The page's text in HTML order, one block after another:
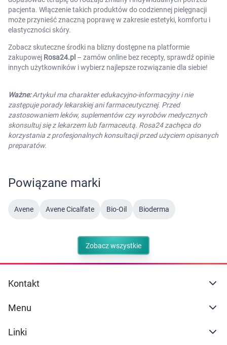
pacjenta. Włączenie takich produktów do codziennej pielęgnacji
może przynieść znaczną poprawę w zakresie estetyki, komfortu i
elastyczności skóry.
Zobacz skuteczne środki na blizny dostępne na platformie
zakupowej Rosa24.pl – zamów online bez recepty, sprawdź opinie
innych użytkowników i wybierz najlepsze rozwiązanie dla siebie!
Ważne:Artykuł ma charakter edukacyjno-informacyjny i nie
zastępuje porady lekarskiej ani farmaceutycznej. Przed
zastosowaniem leków, suplementów czy wyrobów medycznych
skonsultuj się z lekarzem lub farmaceutą. Rosa24 zachęca do
korzystania z profesjonalnych konsultacji przed użyciem opisanych
preparatów.
Powiązane marki
Avene Avene Cicalfate Bio-Oil Bioderma
Zobacz wszystkie
Kontakt
Menu
Linki